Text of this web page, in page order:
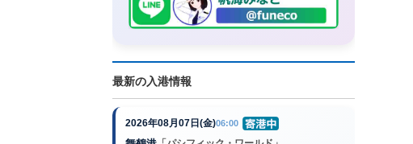
最新の入港情報
2026年08月07日(金)06:00